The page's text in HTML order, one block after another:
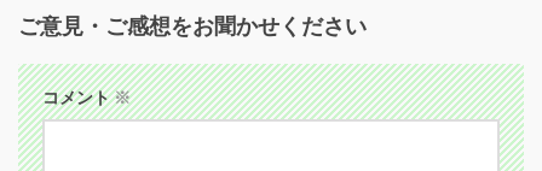
ご意見・ご感想をお聞かせください
コメント※